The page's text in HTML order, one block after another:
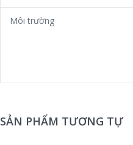
Môi trường
SẢN PHẨM TƯƠNG TỰ